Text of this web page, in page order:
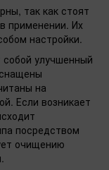
так как стоят
применении. Их
настройки.
улучшенный
на
Если возникает
посредством
очищению